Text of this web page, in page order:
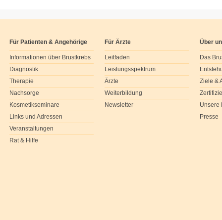
Für Patienten & Angehörige
Informationen über Brustkrebs
Diagnostik
Therapie
Nachsorge
Kosmetikseminare
Links und Adressen
Veranstaltungen
Rat & Hilfe
Für Ärzte
Leitfaden
Leistungsspektrum
Ärzte
Weiterbildung
Newsletter
Über
Das
Ziele &
Unsere
Presse